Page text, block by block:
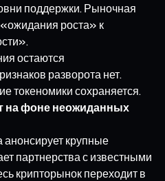
поддержки. Рыночная
роста» к
остаются
разворота нет.
токеномики сохраняется.
на фоне неожиданных
анонсирует крупные
партнерства с известными
крипторынок переходит в